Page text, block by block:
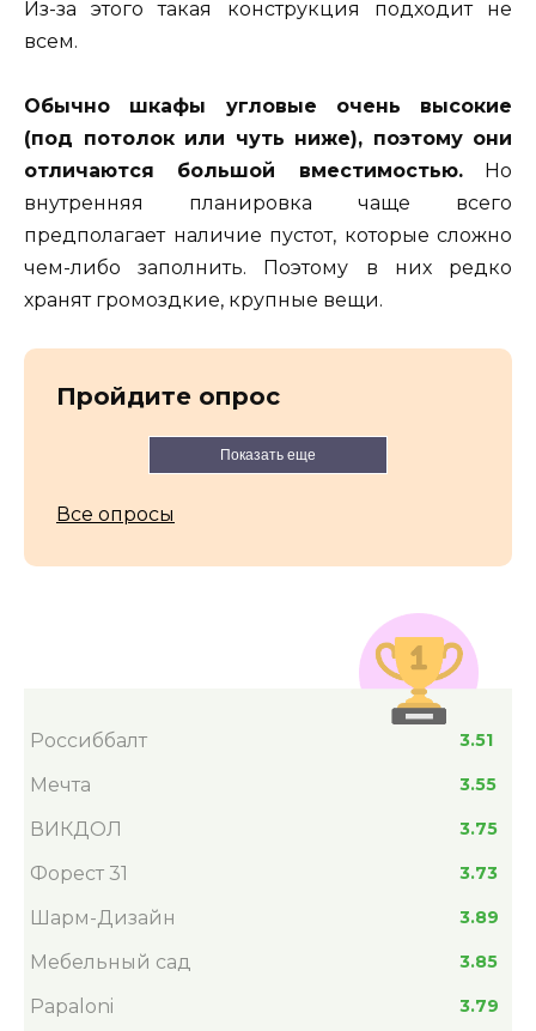
Из-за этого такая конструкция подходит не
всем.
Обычно шкафы угловые очень высокие
(под потолок или чуть ниже), поэтому они
отличаются большой вместимостью.Но
внутренняя планировка чаще всего
предполагает наличие пустот, которые сложно
чем-либо заполнить. Поэтому в них редко
хранят громоздкие, крупные вещи.
Пройдите опрос
Показать еще
Все опросы
Россиббалт 3.51
Мечта 3.55
ВИКДОЛ 3.75
Форест 31 3.73
Шарм-Дизайн 3.89
Мебельный сад 3.85
Papaloni 3.79